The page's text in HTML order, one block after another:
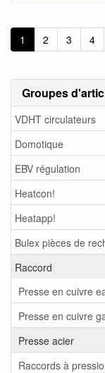
Groupes
VDHT circulateurs
Domotique
EBV régulation
Heatcon!
Heatapp!
Bulex pièces de
Raccord
Presse en cuivre
Presse en cuivre
Presse acier
Raccords à
1 2 3 4